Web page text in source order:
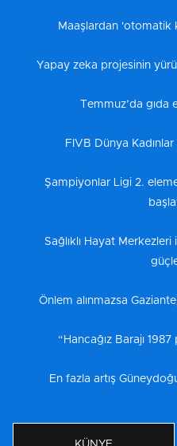
Maaşlardan 'otomatik
Yapay zeka projesinin
Temmuz’da gıda
FIVB Dünya Kadınlar
Şampiyonlar Ligi 2.
Sağlıklı Hayat
Önlem alınmazsa
“Hancağız Barajı 1987
En fazla artış